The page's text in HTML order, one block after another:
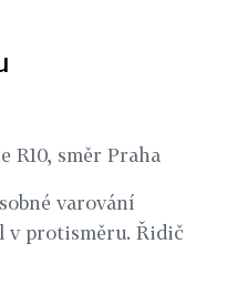
R10, směr Praha
varování
v protisměru. Řidič